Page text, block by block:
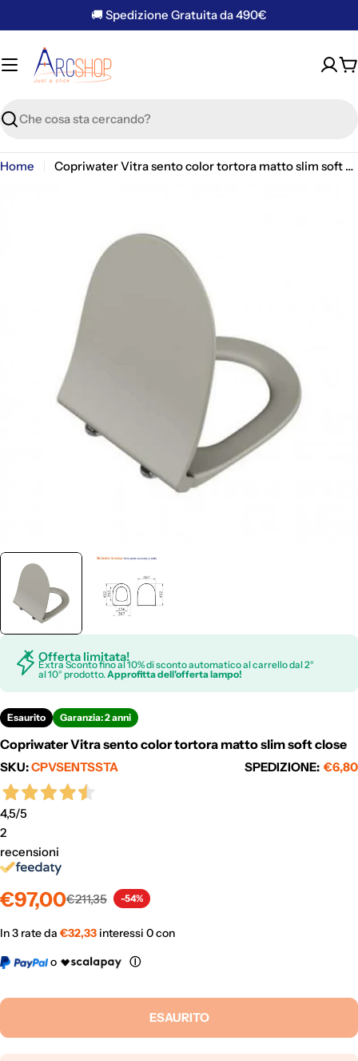
al
contenuto
🚚 Spedizione Gratuita da 490€
Ricerca
Home Copriwater Vitra sento color tortora matto slim soft close
supporto 0 in modalità modale
Offerta limitata!
Extra Sconto fino al 10% di sconto automatico al carrello dal 2°
al 10° prodotto.Approfitta dell'offerta lampo!
Esaurito Garanzia: 2 anni
Copriwater Vitra sento color tortora matto slim soft close
SKU:CPVSENTSSTA SPEDIZIONE: €6,80
4,5/5
2
recensioni
Prezzo
vendita
€97,00
Prezzo
normale
€211,35 -54%
In 3 rate da €32,33 interessi 0 con
o
Ⓘ
ESAURITO